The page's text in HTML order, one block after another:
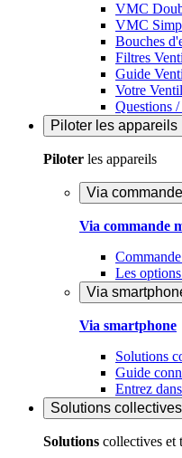
VMC
VMC
Bouches
Filtres
Guide
Votre
Questions
Piloter les appareils
Piloter les appareils
Via
Via commande
Les
Via
Via smartphone
Solutions
Guide
Entrez
Solutions
Solutions collectives et